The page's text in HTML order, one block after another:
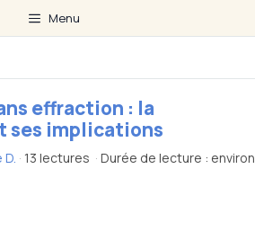
Menu
effraction : la
ses implications
D. · 13 lectures · Durée de lecture : environ